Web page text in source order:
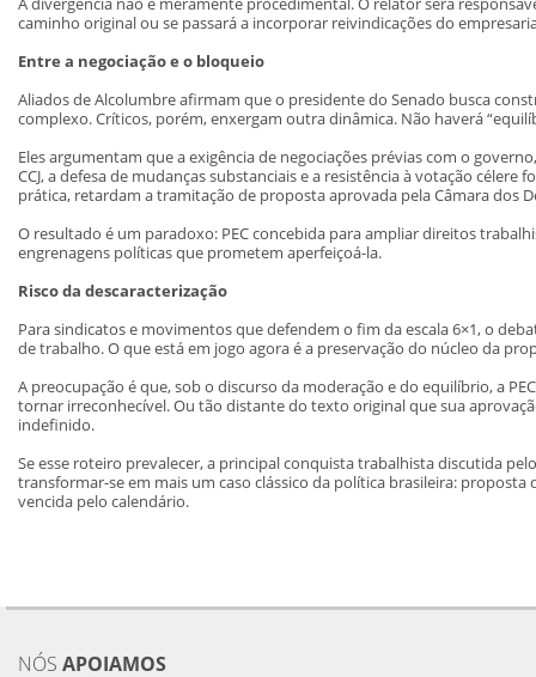
caminho original ou se passará a incorporar reivindicações do
Entre a negociação e o bloqueio
Aliados de Alcolumbre afirmam que o presidente do Senado busca
complexo. Críticos, porém, enxergam outra dinâmica. Não haverá
Eles argumentam que a exigência de negociações prévias com o
CCJ, a defesa de mudanças substanciais e a resistência à votação
prática, retardam a tramitação de proposta aprovada pela Câmara dos
O resultado é um paradoxo: PEC concebida para ampliar direitos
engrenagens políticas que prometem aperfeiçoá-la.
Risco da descaracterização
Para sindicatos e movimentos que defendem o fim da escala 6×1, o
de trabalho. O que está em jogo agora é a preservação do núcleo da
A preocupação é que, sob o discurso da moderação e do equilíbrio, a
tornar irreconhecível. Ou tão distante do texto original que sua
indefinido.
Se esse roteiro prevalecer, a principal conquista trabalhista discutida
transformar-se em mais um caso clássico da política brasileira:
vencida pelo calendário.
NÓS APOIAMOS